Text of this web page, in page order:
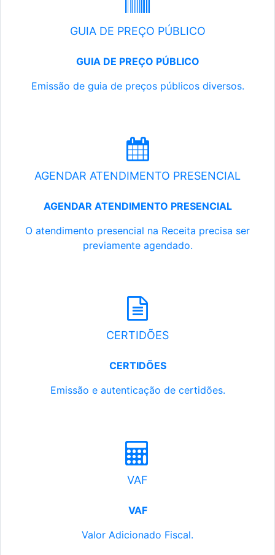
GUIA DE PREÇO PÚBLICO
GUIA DE PREÇO PÚBLICO
Emissão de guia de preços públicos diversos.
AGENDAR ATENDIMENTO PRESENCIAL
AGENDAR ATENDIMENTO PRESENCIAL
O atendimento presencial na Receita precisa ser
previamente agendado.
CERTIDÕES
CERTIDÕES
Emissão e autenticação de certidões.
VAF
VAF
Valor Adicionado Fiscal.